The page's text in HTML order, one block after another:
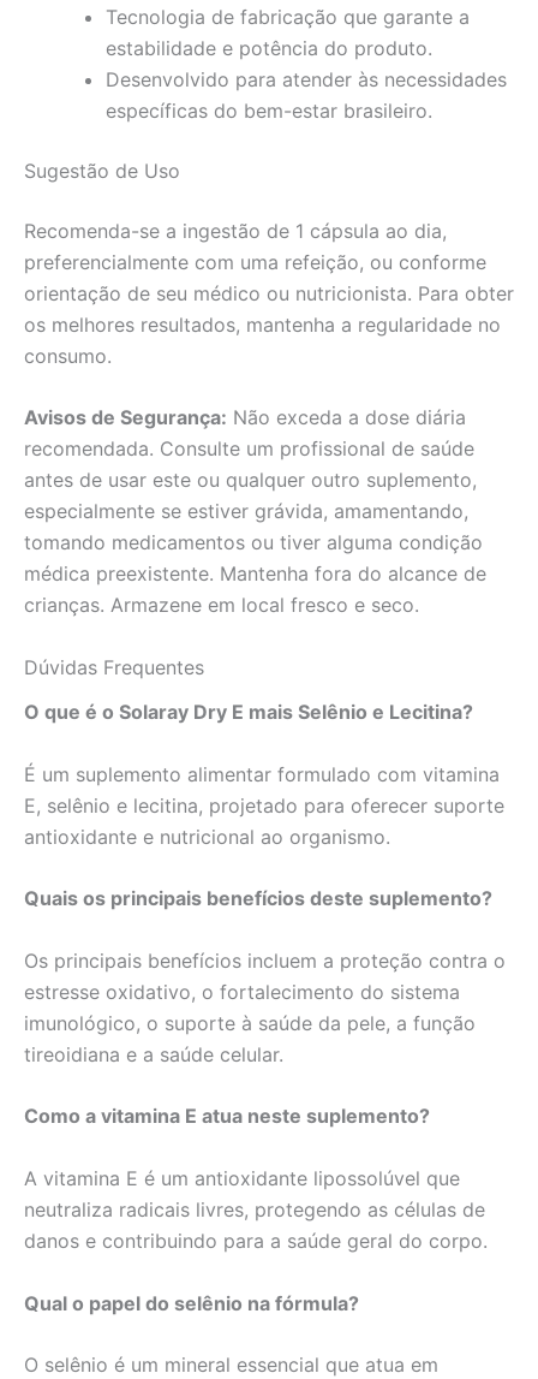
Tecnologia de fabricação que garante a
estabilidade e potência do produto.
Desenvolvido para atender às necessidades
específicas do bem-estar brasileiro.
Sugestão de Uso
Recomenda-se a ingestão de 1 cápsula ao dia,
preferencialmente com uma refeição, ou conforme
orientação de seu médico ou nutricionista. Para obter
os melhores resultados, mantenha a regularidade no
consumo.
Avisos de Segurança: Não exceda a dose diária
recomendada. Consulte um profissional de saúde
antes de usar este ou qualquer outro suplemento,
especialmente se estiver grávida, amamentando,
tomando medicamentos ou tiver alguma condição
médica preexistente. Mantenha fora do alcance de
crianças. Armazene em local fresco e seco.
Dúvidas Frequentes
O que é o Solaray Dry E mais Selênio e Lecitina?
É um suplemento alimentar formulado com vitamina
E, selênio e lecitina, projetado para oferecer suporte
antioxidante e nutricional ao organismo.
Quais os principais benefícios deste suplemento?
Os principais benefícios incluem a proteção contra o
estresse oxidativo, o fortalecimento do sistema
imunológico, o suporte à saúde da pele, a função
tireoidiana e a saúde celular.
Como a vitamina E atua neste suplemento?
A vitamina E é um antioxidante lipossolúvel que
neutraliza radicais livres, protegendo as células de
danos e contribuindo para a saúde geral do corpo.
Qual o papel do selênio na fórmula?
O selênio é um mineral essencial que atua em